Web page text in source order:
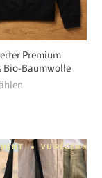
Premium
Bio-Baumwolle
VU
VU